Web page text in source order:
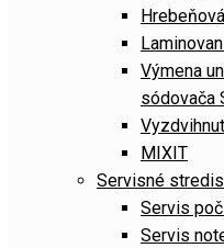
Výmena
sódovača
MIXIT
Servisné
Servis
Servis